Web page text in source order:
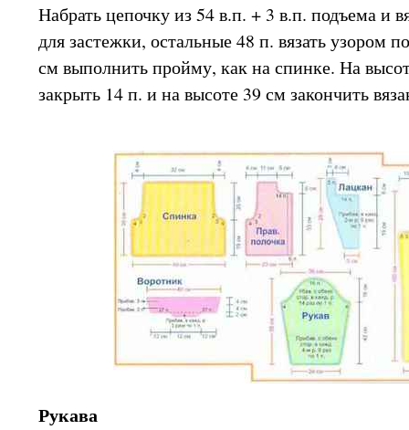
Набрать цепочку из 54 в.п. + 3 в.п. подъема и
для застежки, остальные 48 п. вязать узором
см выполнить пройму, как на спинке. На
закрыть 14 п. и на высоте 39 см закончить
Рукава